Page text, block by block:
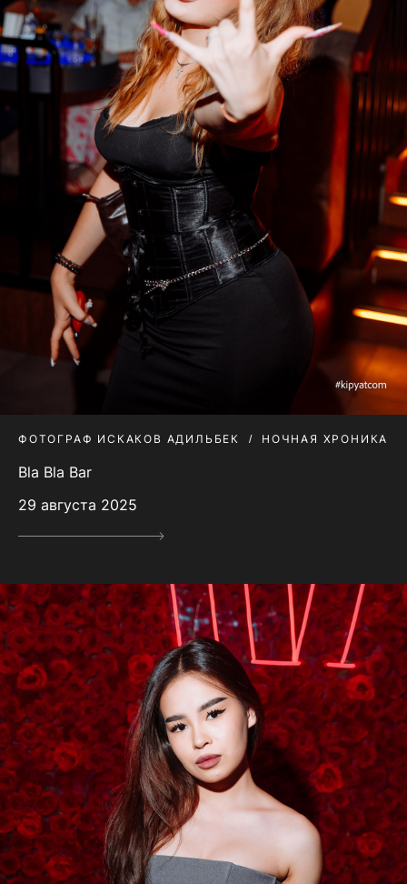
ФОТОГРАФ ИСКАКОВ АДИЛЬБЕК НОЧНАЯ ХРОНИКА
Bla Bla Bar
29 августа 2025